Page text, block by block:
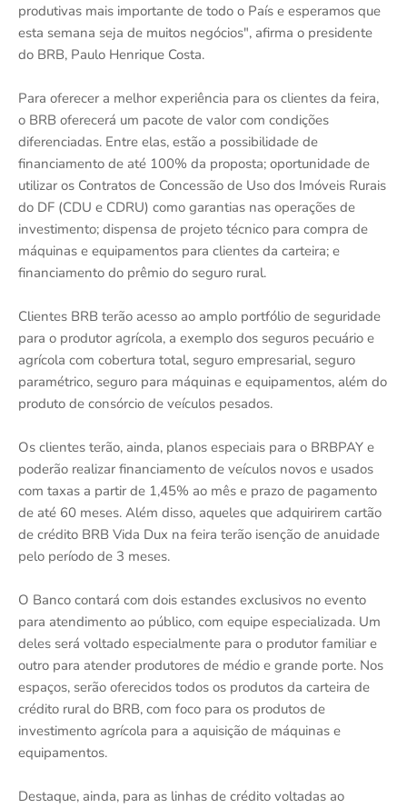
produtivas mais importante de todo o País e esperamos que
esta semana seja de muitos negócios", afirma o presidente
do BRB, Paulo Henrique Costa.
Para oferecer a melhor experiência para os clientes da feira,
o BRB oferecerá um pacote de valor com condições
diferenciadas. Entre elas, estão a possibilidade de
financiamento de até 100% da proposta; oportunidade de
utilizar os Contratos de Concessão de Uso dos Imóveis Rurais
do DF (CDU e CDRU) como garantias nas operações de
investimento; dispensa de projeto técnico para compra de
máquinas e equipamentos para clientes da carteira; e
financiamento do prêmio do seguro rural.
Clientes BRB terão acesso ao amplo portfólio de seguridade
para o produtor agrícola, a exemplo dos seguros pecuário e
agrícola com cobertura total, seguro empresarial, seguro
paramétrico, seguro para máquinas e equipamentos, além do
produto de consórcio de veículos pesados.
Os clientes terão, ainda, planos especiais para o BRBPAY e
poderão realizar financiamento de veículos novos e usados
com taxas a partir de 1,45% ao mês e prazo de pagamento
de até 60 meses. Além disso, aqueles que adquirirem cartão
de crédito BRB Vida Dux na feira terão isenção de anuidade
pelo período de 3 meses.
O Banco contará com dois estandes exclusivos no evento
para atendimento ao público, com equipe especializada. Um
deles será voltado especialmente para o produtor familiar e
outro para atender produtores de médio e grande porte. Nos
espaços, serão oferecidos todos os produtos da carteira de
crédito rural do BRB, com foco para os produtos de
investimento agrícola para a aquisição de máquinas e
equipamentos.
Destaque, ainda, para as linhas de crédito voltadas ao